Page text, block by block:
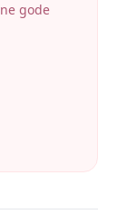
gode